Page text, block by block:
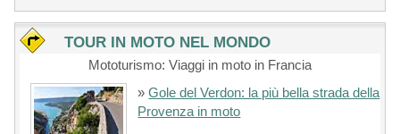
TOUR IN MOTO NEL MONDO
Mototurismo: Viaggi in moto in Francia
»Gole del Verdon: la più bella strada della
Provenza in moto